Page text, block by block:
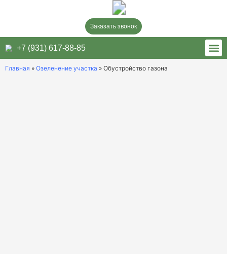
Заказать звонок
+7 (931) 617-88-85
Главная » Озеленение участка » Обустройство газона